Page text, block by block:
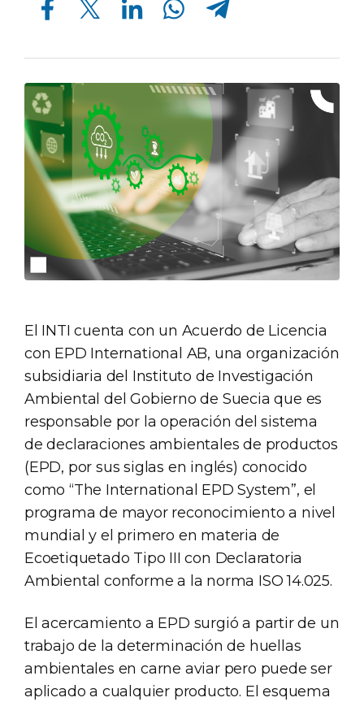
El INTI cuenta con un Acuerdo de Licencia
con EPD International AB, una organización
subsidiaria del Instituto de Investigación
Ambiental del Gobierno de Suecia que es
responsable por la operación del sistema
de declaraciones ambientales de productos
(EPD, por sus siglas en inglés) conocido
como “The International EPD System”, el
programa de mayor reconocimiento a nivel
mundial y el primero en materia de
Ecoetiquetado Tipo III con Declaratoria
Ambiental conforme a la norma ISO 14.025.
El acercamiento a EPD surgió a partir de un
trabajo de la determinación de huellas
ambientales en carne aviar pero puede ser
aplicado a cualquier producto. El esquema